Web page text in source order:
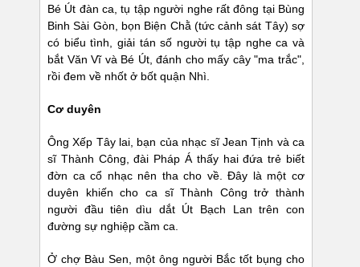
Bé Út đàn ca, tụ tập người nghe rất đông tại Bùng
Binh Sài Gòn, bọn Biện Chằ (tức cảnh sát Tây) sợ
có biểu tình, giải tán số người tụ tập nghe ca và
bắt Văn Vĩ và Bé Út, đánh cho mấy cây "ma trắc",
rồi đem về nhốt ở bốt quận Nhì.
Cơ duyên
Ông Xếp Tây lai, bạn của nhạc sĩ Jean Tịnh và ca
sĩ Thành Công, đài Pháp Á thấy hai đứa trẻ biết
đờn ca cổ nhạc nên tha cho về. Đây là một cơ
duyên khiến cho ca sĩ Thành Công trở thành
người đầu tiên dìu dắt Út Bạch Lan trên con
đường sự nghiệp cầm ca.
Ở chợ Bàu Sen, một ông người Bắc tốt bụng cho